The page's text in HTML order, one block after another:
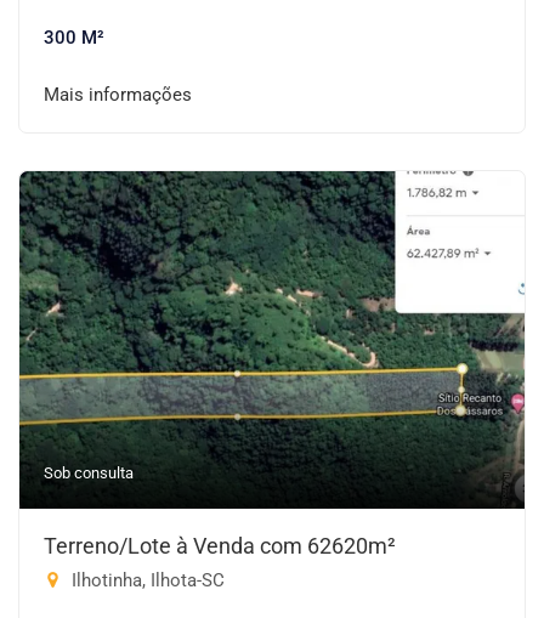
300 M²
Mais informações
Sob consulta
Terreno/Lote à Venda com 62620m²
Ilhotinha, Ilhota-SC